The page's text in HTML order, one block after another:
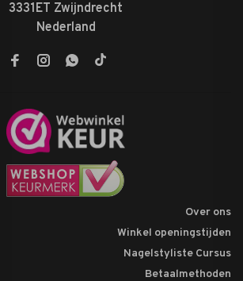
3331ET Zwijndrecht
Nederland
Over ons
Winkel openingstijden
Nagelstyliste Cursus
Betaalmethoden